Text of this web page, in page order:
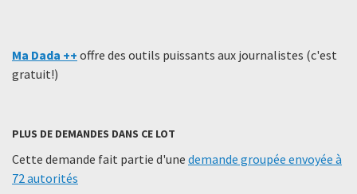
Ma Dada ++ offre des outils puissants aux journalistes (c'est
gratuit!)
PLUS DE DEMANDES DANS CE LOT
Cette demande fait partie d'une demande groupée envoyée à
72 autorités